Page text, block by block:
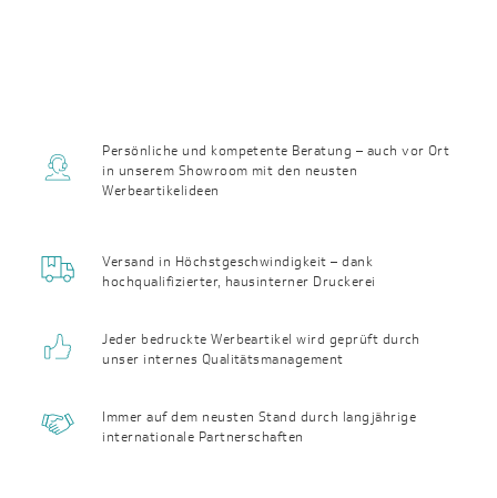
Persönliche und kompetente Beratung – auch vor Ort
in unserem Showroom mit den neusten
Werbeartikelideen
Versand in Höchst­geschwin­digkeit – dank
hochqualifizierter, haus­interner Druckerei
Jeder bedruckte Werbeartikel wird geprüft durch
unser internes Qualitäts­management
Immer auf dem neusten Stand durch langjährige
internationale Partnerschaften